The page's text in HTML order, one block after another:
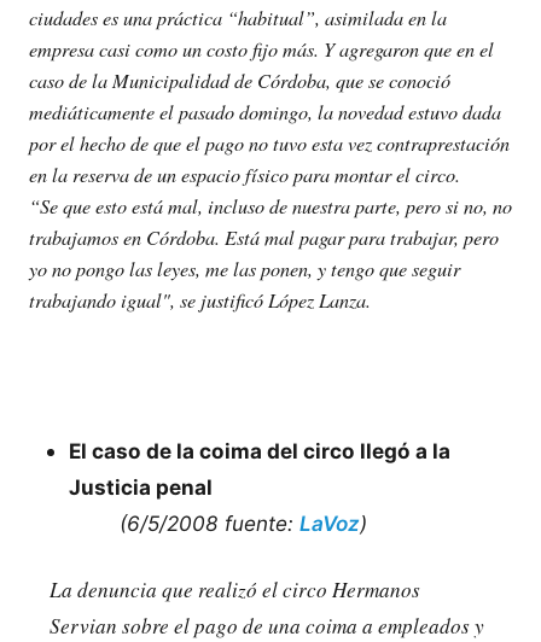
ciudades es una práctica “habitual”, asimilada en la
empresa casi como un costo fijo más. Y agregaron que en el
caso de la Municipalidad de Córdoba, que se conoció
mediáticamente el pasado domingo, la novedad estuvo dada
por el hecho de que el pago no tuvo esta vez contraprestación
en la reserva de un espacio físico para montar el circo.
“Se que esto está mal, incluso de nuestra parte, pero si no, no
trabajamos en Córdoba. Está mal pagar para trabajar, pero
yo no pongo las leyes, me las ponen, y tengo que seguir
trabajando igual", se justificó López Lanza.
El caso de la coima del circo llegó a la
Justicia penal
(6/5/2008 fuente: LaVoz)
La denuncia que realizó el circo Hermanos
Servian sobre el pago de una coima a empleados y